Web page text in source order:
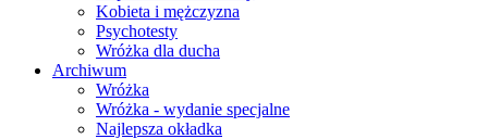
Kobieta i mężczyzna
Psychotesty
Wróżka dla ducha
Archiwum
Wróżka
Wróżka - wydanie specjalne
Najlepsza okładka